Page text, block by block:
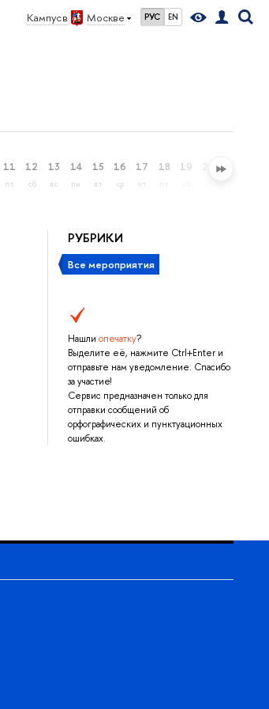
Кампус в Москве РУС EN
11
пт
12
сб
13
вс
14
пн
15
вт
16
ср
17
чт
18 19 21
РУБРИКИ
Все мероприятия
Нашли опечатку?
Выделите её, нажмите Ctrl+Enter и
отправьте нам уведомление. Спасибо
за участие!
Сервис предназначен только для
отправки сообщений об
орфографических и пунктуационных
ошибках.